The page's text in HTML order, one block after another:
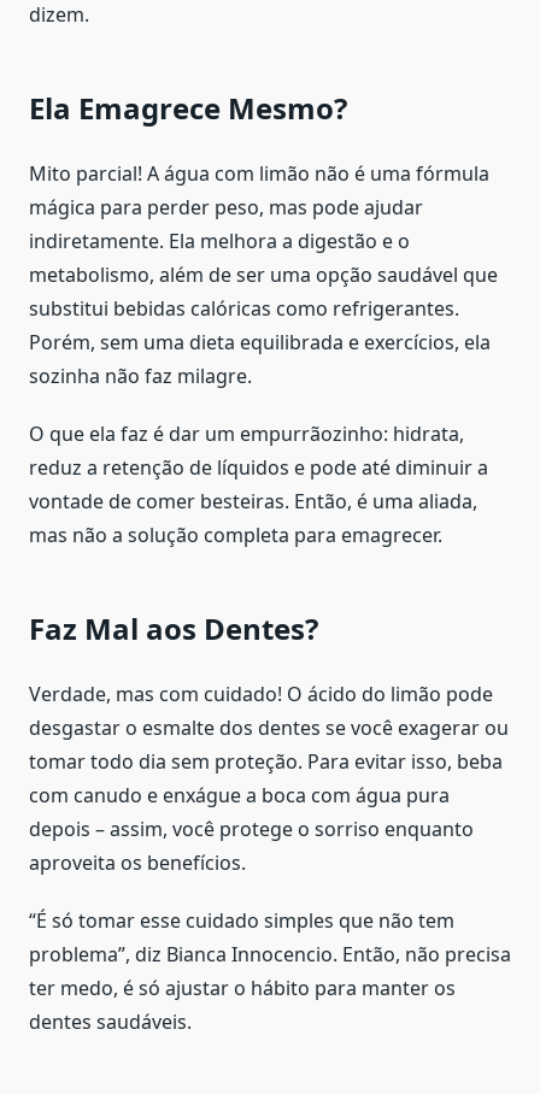
dizem.
Ela Emagrece Mesmo?
Mito parcial! A água com limão não é uma fórmula
mágica para perder peso, mas pode ajudar
indiretamente. Ela melhora a digestão e o
metabolismo, além de ser uma opção saudável que
substitui bebidas calóricas como refrigerantes.
Porém, sem uma dieta equilibrada e exercícios, ela
sozinha não faz milagre.
O que ela faz é dar um empurrãozinho: hidrata,
reduz a retenção de líquidos e pode até diminuir a
vontade de comer besteiras. Então, é uma aliada,
mas não a solução completa para emagrecer.
Faz Mal aos Dentes?
Verdade, mas com cuidado! O ácido do limão pode
desgastar o esmalte dos dentes se você exagerar ou
tomar todo dia sem proteção. Para evitar isso, beba
com canudo e enxágue a boca com água pura
depois – assim, você protege o sorriso enquanto
aproveita os benefícios.
“É só tomar esse cuidado simples que não tem
problema”, diz Bianca Innocencio. Então, não precisa
ter medo, é só ajustar o hábito para manter os
dentes saudáveis.